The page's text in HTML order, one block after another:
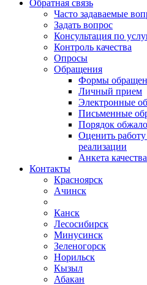
Обратная связь
Часто задаваемые
Задать вопрос
Консультация по
Контроль качества
Опросы
Обращения
Формы
Личный прием
Электронные
Письменные
Порядок
Оценить работу
реализации
Анкета
Контакты
Красноярск
Ачинск
Канск
Лесосибирск
Минусинск
Зеленогорск
Норильск
Кызыл
Абакан